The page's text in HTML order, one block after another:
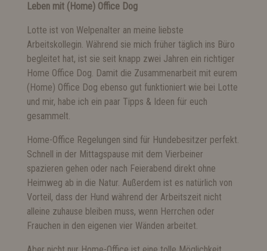
Leben mit (Home) Office Dog
Lotte ist von Welpenalter an meine liebste
Arbeitskollegin. Während sie mich früher täglich ins Büro
begleitet hat, ist sie seit knapp zwei Jahren ein richtiger
Home Office Dog. Damit die Zusammenarbeit mit eurem
(Home) Office Dog ebenso gut funktioniert wie bei Lotte
und mir, habe ich ein paar Tipps & Ideen für euch
gesammelt.
Home-Office Regelungen sind für Hundebesitzer perfekt.
Schnell in der Mittagspause mit dem Vierbeiner
spazieren gehen oder nach Feierabend direkt ohne
Heimweg ab in die Natur. Außerdem ist es natürlich von
Vorteil, dass der Hund während der Arbeitszeit nicht
alleine zuhause bleiben muss, wenn Herrchen oder
Frauchen in den eigenen vier Wänden arbeitet.